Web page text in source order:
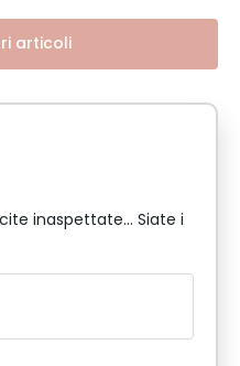
articoli
inaspettate... Siate i